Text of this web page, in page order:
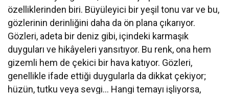
özelliklerinden biri. Büyüleyici bir yeşil tonu var ve bu,
gözlerinin derinliğini daha da ön plana çıkarıyor.
Gözleri, adeta bir deniz gibi, içindeki karmaşık
duyguları ve hikâyeleri yansıtıyor. Bu renk, ona hem
gizemli hem de çekici bir hava katıyor. Gözleri,
genellikle ifade ettiği duygularla da dikkat çekiyor;
hüzün, tutku veya sevgi… Hangi temayı işliyorsa,